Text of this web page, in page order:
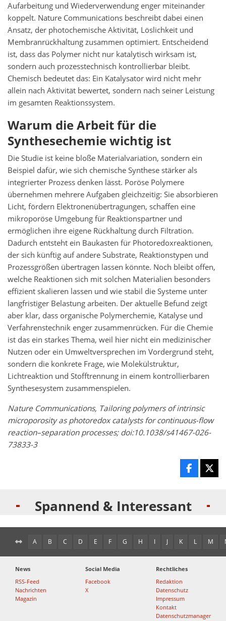
Aufarbeitung und Wiederverwendung enger miteinander
koppelt. Nature Communications beschreibt dabei einen
Ansatz, der photochemische Aktivität, Löslichkeit und
Membranrückhaltung zusammen optimiert. Entscheidend
ist, dass das Polymer nicht nur katalytisch wirksam ist,
sondern auch prozesstechnisch kontrollierbar bleibt.
Chemisch bedeutet das: Ein Katalysator wird nicht mehr
allein nach Aktivität bewertet, sondern nach seiner Leistung
im gesamten Reaktionssystem.
Warum die Arbeit für die
Synthesechemie wichtig ist
Die Studie ist keine bloße Materialvariation, sondern ein
Beispiel dafür, wie sich chemische Synthese stärker als
integrierter Prozess denken lässt. Poröse Polymere
übernehmen mehrere Aufgaben gleichzeitig: Sie absorbieren
Licht, fördern Elektronenübertragungen, schaffen eine
mikroporöse Umgebung für Reaktionspartner und
ermöglichen ihre eigene Rückhaltung durch Filtration.
Dadurch entsteht ein Baukasten für Photoredoxreaktionen,
der sich künftig auf andere Substrate, Reaktionstypen und
Prozessgrößen übertragen lassen könnte. Noch bleibt offen,
welche Reaktionen sich mit solchen Materialien besonders
effizient skalieren lassen und wie stabil die Systeme unter
langfristiger Belastung arbeiten. Der aktuelle Befund zeigt
aber klar, dass organische Polymerchemie, Katalyse und
Verfahrenstechnik enger zusammenrücken. Für die Chemie
ist das ein starkes Thema, weil hier nicht ein medizinischer
Nutzen oder ein Umweltversprechen im Vordergrund steht,
sondern die konkrete Frage, wie Molekülstruktur,
Lichtreaktion und Stofftrennung in einem kontrollierbaren
Synthesesystem zusammenspielen.
Nature Communications, Tailoring polymers of intrinsic
microporosity as photoredox catalysts for continuous-flow
reaction–separation processes; doi:10.1038/s41467-026-
73833-3
Spannend & Interessant
A B C D E F G H I J K L M
News
RSS-Feed
Nachrichten
Magazin
Social Media
Facebook
X
Rechtliches
Redaktion
Datenschutz
Impressum
Kontakt
Datenschutzmanager